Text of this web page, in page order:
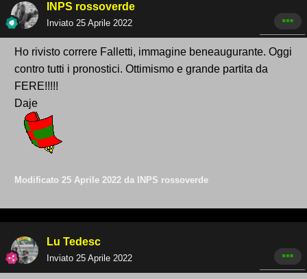
INPS rossoverde
Inviato 25 Aprile 2022
Ho rivisto correre Falletti, immagine beneaugurante. Oggi
contro tutti i pronostici. Ottimismo e grande partita da
FERE!!!!!
Daje
Modificato 25 Aprile 2022 da INPS rossoverde
Lu Tedesc
Inviato 25 Aprile 2022